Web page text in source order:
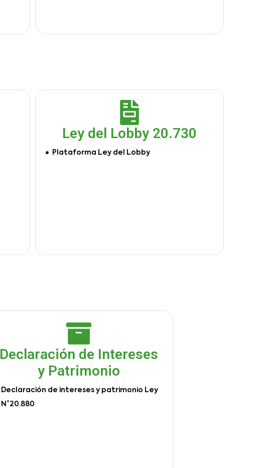
Ley del Lobby 20.730
Plataforma Ley del Lobby
Declaración de Intereses
y Patrimonio
Declaración de intereses y patrimonio Ley
N°20.880